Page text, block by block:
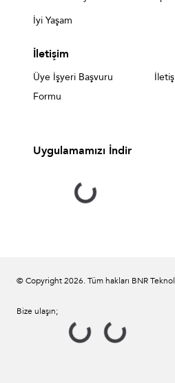
İyi Yaşam
İletişim
Üye İşyeri Başvuru
Formu
Uygulamamızı İndir
© Copyright2026. Tüm hakları BNR
Bize ulaşın;